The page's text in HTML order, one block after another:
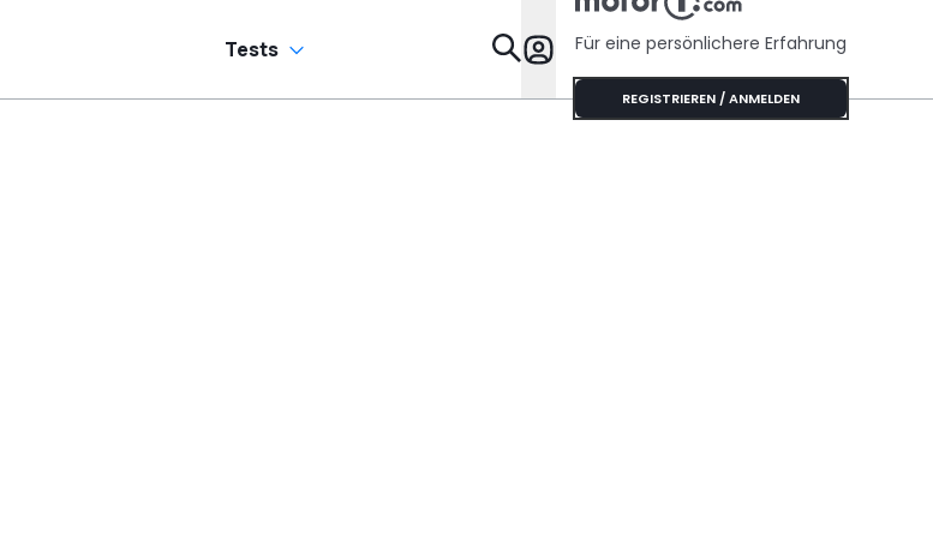
Tests Specials
Für eine persönlichere Erfahrung
REGISTRIEREN / ANMELDEN